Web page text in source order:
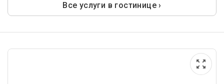
Все услуги в гостинице ›